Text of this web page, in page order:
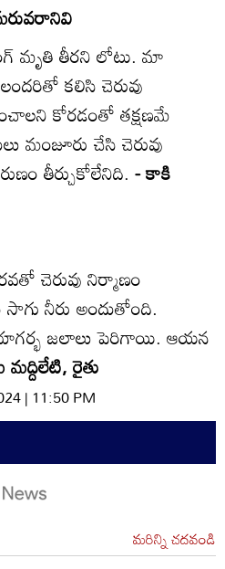
మృతి తీరని లోటు. మా
కలిసి చెరువు
కోరడంతో తక్షణమే
మంజూరు చేసి చెరువు
తీర్చుకోలేనిది. - కాకి
చెరువు నిర్మాణం
నీరు అందుతోంది.
జలాలు పెరిగాయి. ఆయన
రైతు
| 11:50 PM
మరిన్ని చదవండి